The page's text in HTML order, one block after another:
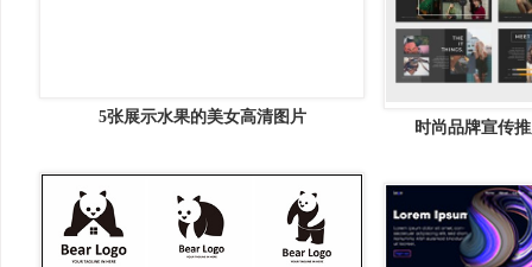
5张展示水果的美女高清图片
时尚品牌宣传